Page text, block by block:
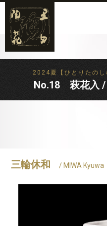
2024夏【ひとりたの
No.18 萩花入 /
三輪休和 / MIWA Kyuwa